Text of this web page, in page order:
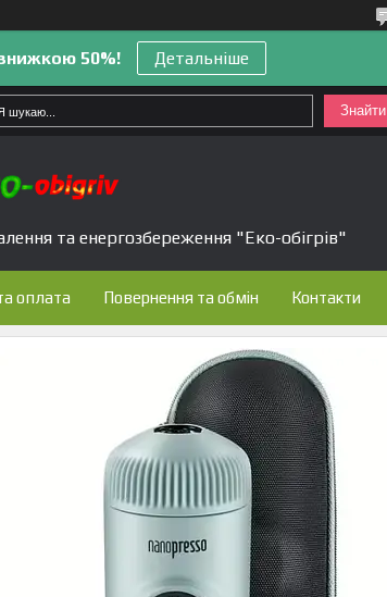
50%! Детальніше
Знайти
та енергозбереження "Еко-обігрів"
оплата Повернення та обмін Контакти